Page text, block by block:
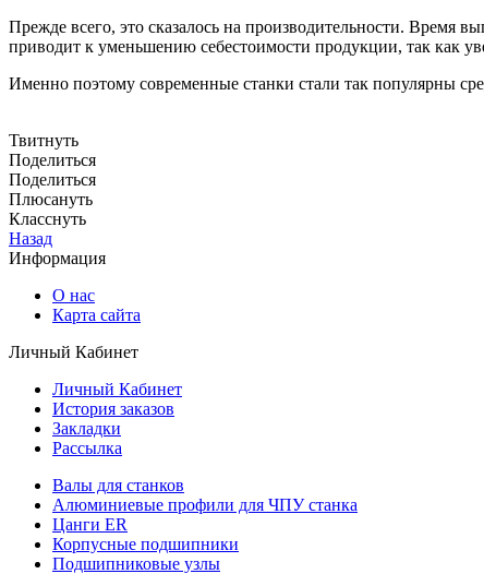
Прежде всего, это сказалось на производительности. Время
приводит к уменьшению себестоимости продукции, так как
Именно поэтому современные станки стали так популярны
Твитнуть
Поделиться
Поделиться
Плюсануть
Класснуть
Назад
Информация
О нас
Карта сайта
Личный Кабинет
Личный Кабинет
История заказов
Закладки
Рассылка
Валы для станков
Алюминиевые профили для ЧПУ станка
Цанги ER
Корпусные подшипники
Подшипниковые узлы